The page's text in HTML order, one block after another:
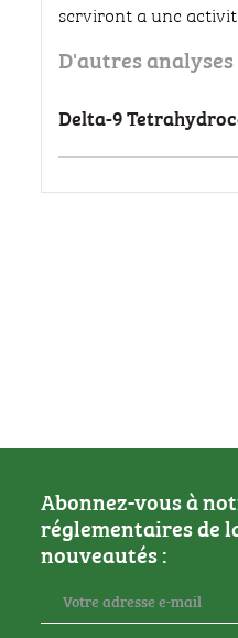
serviront a une
D'autres
Delta-9
Abonnez-vous à
réglementaires de
nouveautés :